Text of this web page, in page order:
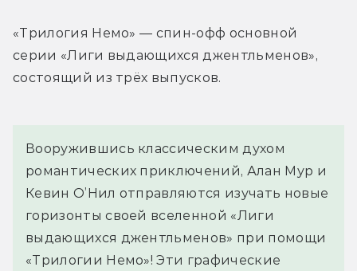
«Трилогия Немо» — спин-офф основной
серии «Лиги выдающихся джентльменов»,
состоящий из трёх выпусков.
Вооружившись классическим духом
романтических приключений, Алан Мур и
Кевин О’Нил отправляются изучать новые
горизонты своей вселенной «Лиги
выдающихся джентльменов» при помощи
«Трилогии Немо»! Эти графические